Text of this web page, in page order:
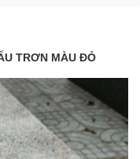
TRƠN MÀU ĐỎ